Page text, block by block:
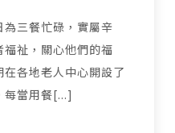
為三餐忙碌，實屬辛
祉，關心他們的福
各地老人中心開設了
每當用餐[...]